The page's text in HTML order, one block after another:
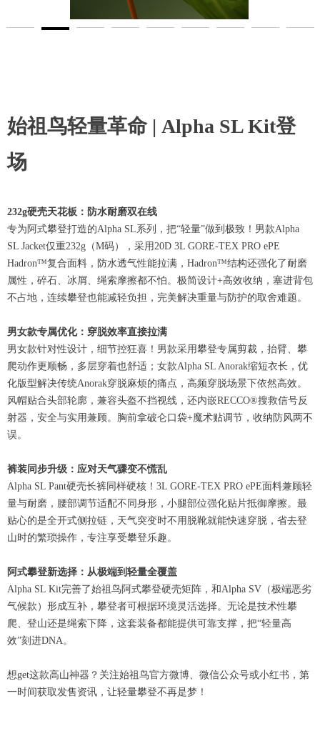
始祖鸟轻量革命 | Alpha SL Kit登
场
232g硬壳天花板：防水耐磨双在线
专为阿式攀登打造的Alpha SL系列，把“轻量”做到极致！男款Alpha
SL Jacket仅重232g（M码），采用20D 3L GORE-TEX PRO ePE
Hadron™复合面料，防水透气性能拉满，Hadron™结构还强化了耐磨
属性，碎石、冰屑、绳索摩擦都不怕。极简设计+高效收纳，塞进背包
不占地，连续攀登也能减轻负担，完美解决重量与防护的取舍难题。
男女款专属优化：穿脱效率直接拉满
男女款针对性设计，细节控狂喜！男款采用攀登专属剪裁，抬臂、攀
爬动作更顺畅，多层穿着也舒适；女款Alpha SL Anorak缩短衣长，优
化版型解决传统Anorak穿脱麻烦的痛点，高频穿脱场景下依然高效。
风帽贴合头部轮廓，兼容头盔不挡视线，还内嵌RECCO®搜救信号反
射器，安全与实用兼顾。胸前拿破仑口袋+魔术贴调节，收纳防风两不
误。
裤装同步升级：应对天气骤变不慌乱
Alpha SL Pant硬壳长裤同样硬核！3L GORE-TEX PRO ePE面料兼顾轻
量与耐磨，腰部调节适配不同身形，小腿部位强化贴片抵御摩擦。最
贴心的是全开式侧拉链，天气突变时不用脱靴就能快速穿脱，省去登
山时的繁琐操作，专注享受攀登乐趣。
阿式攀登新选择：从极端到轻量全覆盖
Alpha SL Kit完善了始祖鸟阿式攀登硬壳矩阵，和Alpha SV（极端恶劣
气候款）形成互补，攀登者可根据环境灵活选择。无论是技术性攀
爬、登山还是绳索下降，这套装备都能提供可靠支撑，把“轻量高
效”刻进DNA。
想get这款高山神器？关注始祖鸟官方微博、微信公众号或小红书，第
一时间获取发售资讯，让轻量攀登不再是梦！